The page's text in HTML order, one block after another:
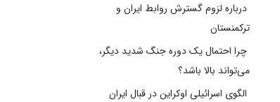
درباره لزوم گسترش روابط ایران و
ترکمنستان
چرا احتمال یک دوره جنگ شدید دیگر،
می‌تواند بالا باشد؟
الگوی اسرائیلی اوکراین در قبال ایران